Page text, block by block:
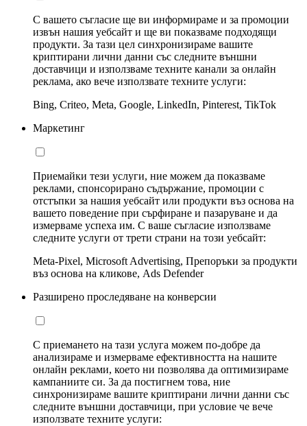
С вашето съгласие ще ви информираме и за промоции
извън нашия уебсайт и ще ви показваме подходящи
продукти. За тази цел синхронизираме вашите
криптирани лични данни със следните външни
доставчици и използваме техните канали за онлайн
реклама, ако вече използвате техните услуги:
Bing, Criteo, Meta, Google, LinkedIn, Pinterest, TikTok
Маркетинг
Приемайки тези услуги, ние можем да показваме
реклами, спонсорирано съдържание, промоции с
отстъпки за нашия уебсайт или продукти въз основа на
вашето поведение при сърфиране и пазаруване и да
измерваме успеха им. С ваше съгласие използваме
следните услуги от трети страни на този уебсайт:
Meta-Pixel, Microsoft Advertising, Препоръки за продукти
въз основа на кликове, Ads Defender
Разширено проследяване на конверсии
С приемането на тази услуга можем по-добре да
анализираме и измерваме ефективността на нашите
онлайн реклами, което ни позволява да оптимизираме
кампаниите си. За да постигнем това, ние
синхронизираме вашите криптирани лични данни със
следните външни доставчици, при условие че вече
използвате техните услуги: